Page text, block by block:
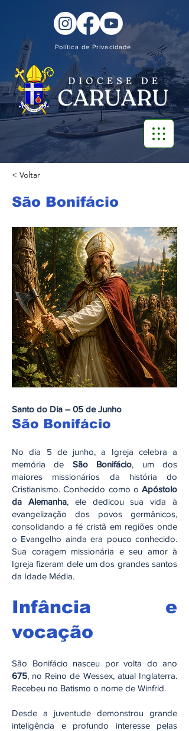
Política de Privacidade
< Voltar
São Bonifácio
Santo do Dia – 05 de Junho
São Bonifácio
No dia 5 de junho, a Igreja celebra a
memória de São Bonifácio, um dos
maiores missionários da história do
Cristianismo. Conhecido como o Apóstolo
da Alemanha, ele dedicou sua vida à
evangelização dos povos germânicos,
consolidando a fé cristã em regiões onde
o Evangelho ainda era pouco conhecido.
Sua coragem missionária e seu amor à
Igreja fizeram dele um dos grandes santos
da Idade Média.
Infância e
vocação
São Bonifácio nasceu por volta do ano
675, no Reino de Wessex, atual Inglaterra.
Recebeu no Batismo o nome de Winfrid.
Desde a juventude demonstrou grande
inteligência e profundo interesse pelas